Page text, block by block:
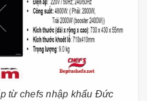
từ chefs nhập khẩu Đức